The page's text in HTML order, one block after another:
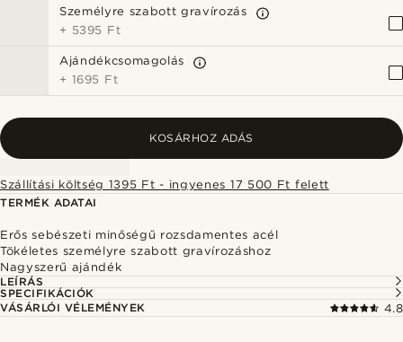
Személyre szabott gravírozás
+ 5395 Ft
Ajándékcsomagolás
+ 1695 Ft
KOSÁRHOZ ADÁS
Szállítási költség 1395 Ft - ingyenes 17 500 Ft felett
TERMÉK ADATAI
Erős sebészeti minőségű rozsdamentes acél
Tökéletes személyre szabott gravírozáshoz
Nagyszerű ajándék
LEÍRÁS
SPECIFIKÁCIÓK
VÁSÁRLÓI VÉLEMÉNYEK
4.8